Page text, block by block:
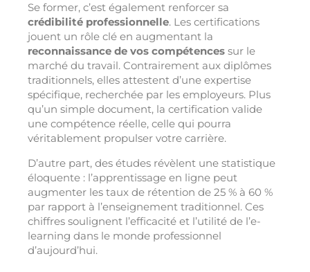
Se former, c’est également renforcer sa
crédibilité professionnelle. Les certifications
jouent un rôle clé en augmentant la
reconnaissance de vos compétences sur le
marché du travail. Contrairement aux diplômes
traditionnels, elles attestent d’une expertise
spécifique, recherchée par les employeurs. Plus
qu’un simple document, la certification valide
une compétence réelle, celle qui pourra
véritablement propulser votre carrière.
D’autre part, des études révèlent une statistique
éloquente : l’apprentissage en ligne peut
augmenter les taux de rétention de 25 % à 60 %
par rapport à l’enseignement traditionnel. Ces
chiffres soulignent l’efficacité et l’utilité de l’e-
learning dans le monde professionnel
d’aujourd’hui.